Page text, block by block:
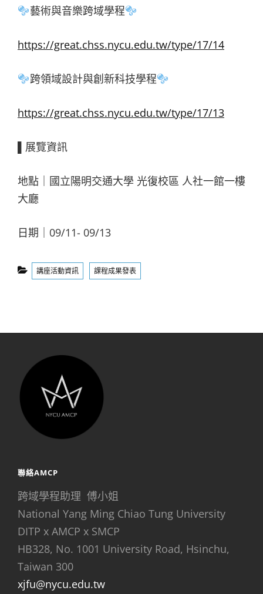
藝術與音樂跨域學程
https://great.chss.nycu.edu.tw/type/17/14
跨領域設計與創新科技學程
https://great.chss.nycu.edu.tw/type/17/13
▌展覽資訊
地點｜國立陽明交通大學 光復校區 人社一館一樓
大廳
日期｜09/11- 09/13
Categories
講座活動資訊 課程成果發表
聯絡AMCP
跨域學程助理 傅小姐
National Yang Ming Chiao Tung University
DITP x AMCP x SMCP
HB328, No. 1001 University Road, Hsinchu,
Taiwan 300
xjfu@nycu.edu.tw